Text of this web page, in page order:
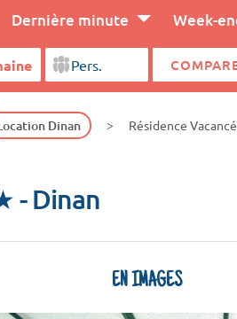
Dernière minute Week-
Dinan
Résidence
- Dinan
EN IMAGES